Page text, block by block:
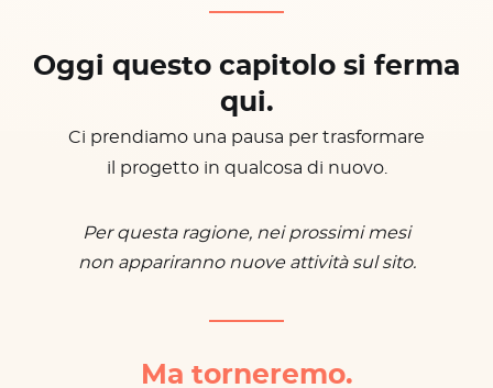
Oggi questo capitolo si ferma
qui.
Ci prendiamo una pausa per trasformare
il progetto in qualcosa di nuovo.
Per questa ragione, nei prossimi mesi
non appariranno nuove attività sul sito.
Ma torneremo.